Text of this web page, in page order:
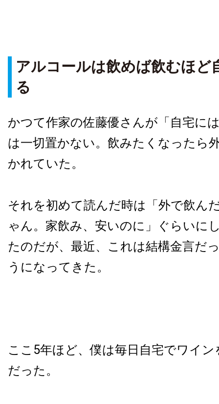
アルコールは飲めば飲むほど
る
かつて作家の佐藤優さんが「自宅に
は一切置かない。飲みたくなったら
かれていた。
それを初めて読んだ時は「外で飲ん
ゃん。家飲み、安いのに」ぐらいに
たのだが、最近、これは結構金言だ
うになってきた。
ここ5年ほど、僕は毎日自宅でワイ
だった。